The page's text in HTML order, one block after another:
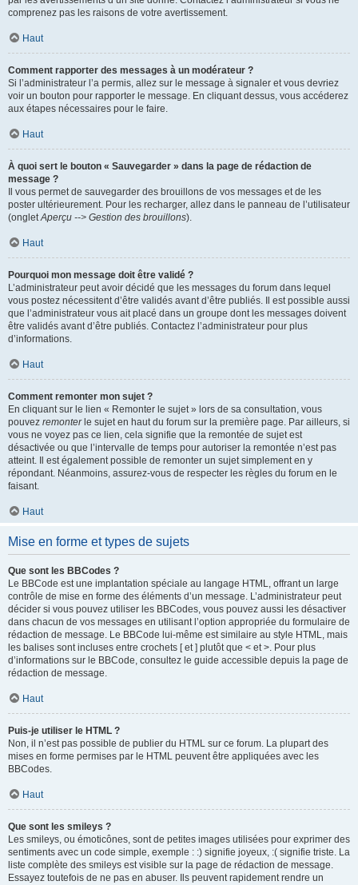
comprenez pas les raisons de votre avertissement.
Haut
Comment rapporter des messages à un modérateur ?
Si l’administrateur l’a permis, allez sur le message à signaler et vous devriez
voir un bouton pour rapporter le message. En cliquant dessus, vous accéderez
aux étapes nécessaires pour le faire.
Haut
À quoi sert le bouton « Sauvegarder » dans la page de rédaction de
message ?
Il vous permet de sauvegarder des brouillons de vos messages et de les
poster ultérieurement. Pour les recharger, allez dans le panneau de l’utilisateur
(ongletAperçu --> Gestion des brouillons).
Haut
Pourquoi mon message doit être validé ?
L’administrateur peut avoir décidé que les messages du forum dans lequel
vous postez nécessitent d’être validés avant d’être publiés. Il est possible aussi
que l’administrateur vous ait placé dans un groupe dont les messages doivent
être validés avant d’être publiés. Contactez l’administrateur pour plus
d’informations.
Haut
Comment remonter mon sujet ?
En cliquant sur le lien « Remonter le sujet » lors de sa consultation, vous
pouvez remonterle sujet en haut du forum sur la première page. Par ailleurs, si
vous ne voyez pas ce lien, cela signifie que la remontée de sujet est
désactivée ou que l’intervalle de temps pour autoriser la remontée n’est pas
atteint. Il est également possible de remonter un sujet simplement en y
répondant. Néanmoins, assurez-vous de respecter les règles du forum en le
faisant.
Haut
Mise en forme et types de sujets
Que sont les BBCodes ?
Le BBCode est une implantation spéciale au langage HTML, offrant un large
contrôle de mise en forme des éléments d’un message. L’administrateur peut
décider si vous pouvez utiliser les BBCodes, vous pouvez aussi les désactiver
dans chacun de vos messages en utilisant l’option appropriée du formulaire de
rédaction de message. Le BBCode lui-même est similaire au style HTML, mais
les balises sont incluses entre crochets [ et ] plutôt que < et >. Pour plus
d’informations sur le BBCode, consultez le guide accessible depuis la page de
rédaction de message.
Haut
Puis-je utiliser le HTML ?
Non, il n’est pas possible de publier du HTML sur ce forum. La plupart des
mises en forme permises par le HTML peuvent être appliquées avec les
BBCodes.
Haut
Que sont les smileys ?
Les smileys, ou émoticônes, sont de petites images utilisées pour exprimer des
sentiments avec un code simple, exemple : :) signifie joyeux, :( signifie triste. La
liste complète des smileys est visible sur la page de rédaction de message.
Essayez toutefois de ne pas en abuser. Ils peuvent rapidement rendre un